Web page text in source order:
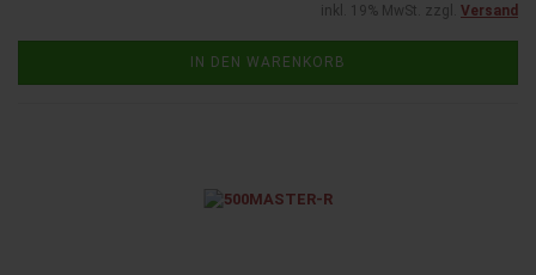
inkl. 19% MwSt. zzgl. Versand
IN DEN WARENKORB